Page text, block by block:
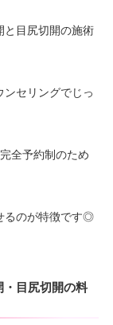
と目尻切開の施術
セリングでじっ
全予約制のため
るのが特徴です◎
目尻切開の料